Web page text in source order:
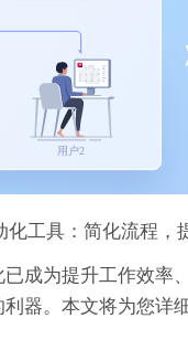
化工具：简化流程，
成为提升工作效率
器。本文将为您详